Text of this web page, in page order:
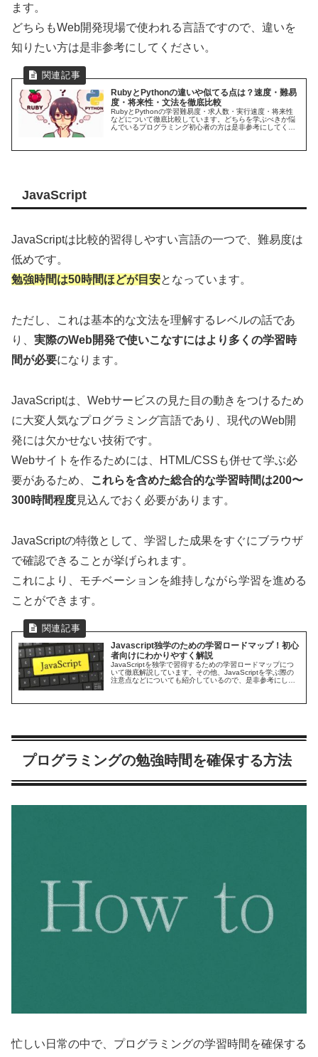
ます。
どちらもWeb開発現場で使われる言語ですので、違いを
知りたい方は是非参考にしてください。
RubyとPythonの違いや似てる点は？速度・難易
度・将来性・文法を徹底比較
RubyとPythonの学習難易度・求人数・実行速度・将来性
などについて徹底比較しています。どちらを学ぶべきか悩
んでいるプログラミング初心者の方は是非参考にしてくだ
JavaScript
JavaScriptは比較的習得しやすい言語の一つで、難易度は
低めです。
勉強時間は50時間ほどが目安となっています。
ただし、これは基本的な文法を理解するレベルの話であ
り、 実際のWeb開発で使いこなすにはより多くの学習時
間が必要になります。
JavaScriptは、Webサービスの見た目の動きをつけるため
に大変人気なプログラミング言語であり、現代のWeb開
発には欠かせない技術です。
Webサイトを作るためには、HTML/CSSも併せて学ぶ必
要があるため、
これらを含めた総合的な学習時間は200〜
300時間程度見込んでおく必要があります。
JavaScriptの特徴として、学習した成果をすぐにブラウザ
で確認できることが挙げられます。
これにより、モチベーションを維持しながら学習を進める
ことができます。
Javascript独学のための学習ロードマップ！初心
者向けにわかりやすく解説
JavaScriptを独学で習得するための学習ロードマップにつ
いて徹底解説しています。その他、JavaScriptを学ぶ際の
注意点などについても紹介しているので、是非参考にして
プログラミングの勉強時間を確保する方法
忙しい日常の中で、プログラミングの学習時間を確保する